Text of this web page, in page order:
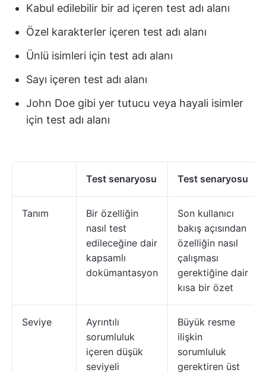
Kabul edilebilir bir ad içeren test adı alanı
Özel karakterler içeren test adı alanı
Ünlü isimleri için test adı alanı
Sayı içeren test adı alanı
John Doe gibi yer tutucu veya hayali isimler
için test adı alanı
Test senaryosu Test senaryosu
Tanım
Bir özelliğin
nasıl test
edileceğine dair
kapsamlı
dokümantasyon
Son kullanıcı
bakış açısından
özelliğin nasıl
çalışması
gerektiğine dair
kısa bir özet
Seviye
Ayrıntılı
sorumluluk
içeren düşük
seviyeli
Büyük resme
ilişkin
sorumluluk
gerektiren üst